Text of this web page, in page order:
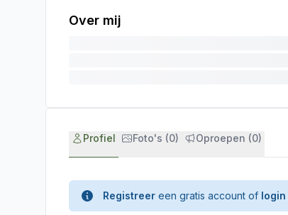
Over mij
Profiel Foto's (0) Oproepen (0)
Registreer een gratis account of login